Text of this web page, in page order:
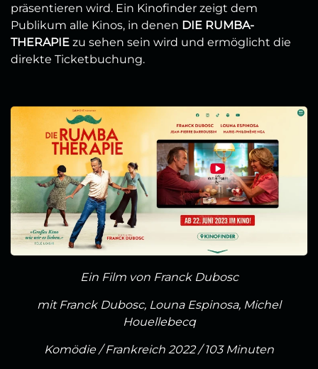
präsentieren wird. Ein Kinofinder zeigt dem
Publikum alle Kinos, in denen DIE RUMBA-
THERAPIE zu sehen sein wird und ermöglicht die
direkte Ticketbuchung.
Ein Film von Franck Dubosc
mit Franck Dubosc, Louna Espinosa, Michel
Houellebecq
Komödie / Frankreich 2022 / 103 Minuten